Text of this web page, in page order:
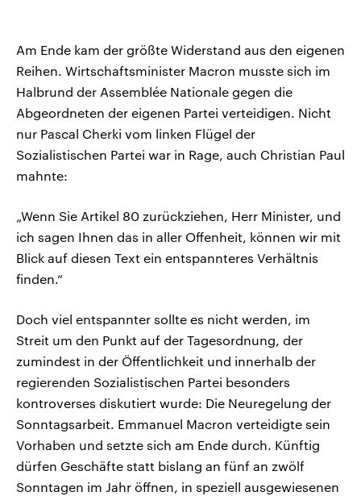
Am Ende kam der größte Widerstand aus den eigenen
Reihen. Wirtschaftsminister Macron musste sich im
Halbrund der Assemblée Nationale gegen die
Abgeordneten der eigenen Partei verteidigen. Nicht
nur Pascal Cherki vom linken Flügel der
Sozialistischen Partei war in Rage, auch Christian Paul
mahnte:
„Wenn Sie Artikel 80 zurückziehen, Herr Minister, und
ich sagen Ihnen das in aller Offenheit, können wir mit
Blick auf diesen Text ein entspannteres Verhältnis
finden.“
Doch viel entspannter sollte es nicht werden, im
Streit um den Punkt auf der Tagesordnung, der
zumindest in der Öffentlichkeit und innerhalb der
regierenden Sozialistischen Partei besonders
kontroverses diskutiert wurde: Die Neuregelung der
Sonntagsarbeit. Emmanuel Macron verteidigte sein
Vorhaben und setzte sich am Ende durch. Künftig
dürfen Geschäfte statt bislang an fünf an zwölf
Sonntagen im Jahr öffnen, in speziell ausgewiesenen